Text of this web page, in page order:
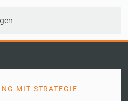
MIT STRATEGIE